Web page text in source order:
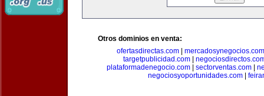
Otros dominios en venta:
ofertasdirectas.com
mercadosynegocios.com
targetpublicidad.com
plataformadenegocio.com| sectorventas.com|
negociosyoportunidades.com